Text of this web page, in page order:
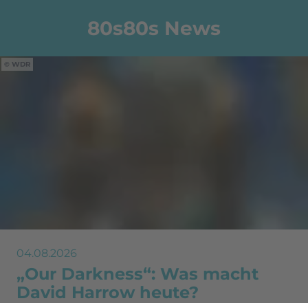
80s80s News
WDR
04.08.2026
„Our Darkness“: Was macht
David Harrow heute?